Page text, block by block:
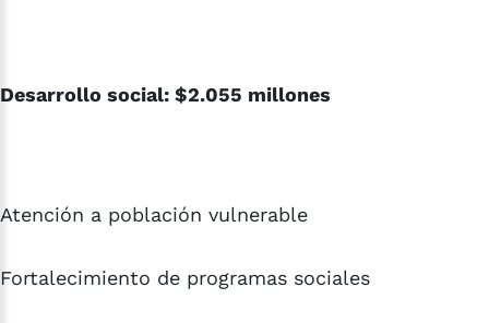
Desarrollo social: $2.055 millones
Atención a población vulnerable
Fortalecimiento de programas sociales